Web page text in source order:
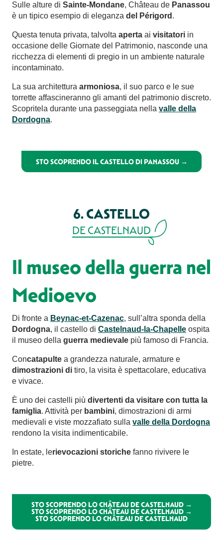
Sulle alture di Sainte-Mondane, Château de Panassou
è un tipico esempio di eleganza del Périgord .
Questa tenuta privata, talvolta aperta ai visitatori in
occasione delle Giornate del Patrimonio, nasconde una
ricchezza di elementi di pregio in un ambiente naturale
incontaminato.
La sua architettura armoniosa, il suo parco e le sue
torrette affascineranno gli amanti del patrimonio discreto.
Scopritela durante una passeggiata nella valle della
Dordogna.
STO SCOPRENDO IL CASTELLO DI PANASSOU →
6. CASTELLO
DE CASTELNAUD
Il museo della guerra nel
Medioevo
Di fronte a Beynac-et-Cazenac, sull’altra sponda della
Dordogna, il castello di Castelnaud-la-Chapelle ospita
il museo della guerra medievale più famoso di Francia.
Concatapulte a grandezza naturale, armature e
dimostrazioni di tiro, la visita è spettacolare, educativa
e vivace.
È uno dei castelli più divertenti da visitare con tutta la
famiglia. Attività per bambini, dimostrazioni di armi
medievali e viste mozzafiato sulla valle della Dordogna
rendono la visita indimenticabile.
In estate, lerievocazioni storiche fanno rivivere le
pietre.
STO SCOPRENDO LO CHÂTEAU DE CASTELNAUD →
STO SCOPRENDO LO CHÂTEAU DE CASTELNAUD →
STO SCOPRENDO LO CHÂTEAU DE CASTELNAUD